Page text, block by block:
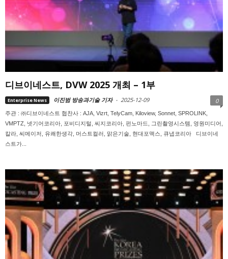
디브이네스트, DVW 2025 개최 – 1부
Enterprise News 이진범 방송과기술 기자 - 2025-12-09 0
주관 : ㈜디브이네스트 협찬사 : AJA, Vizrt, TelyCam, Kiloview, Sonnet, SPROLINK,
VMPTZ, 넷기어코리아, 포비디지털, 씨지코리아, 펀노마드, 그린촬영시스템, 영원미디어,
칼라, 씨메이저, 유쾌한생각, 머스트컬러, 맑은기술, 현대포맥스, 큐냅코리아 디브이네
스트가...